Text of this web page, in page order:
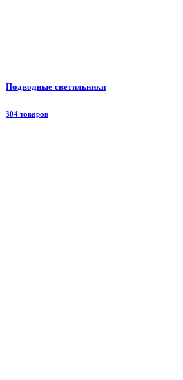
Подводные светильники
304 товаров